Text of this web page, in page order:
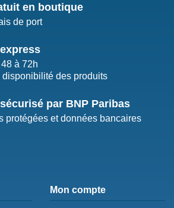
en boutique
de port
à 72h
disponibilité des produits
par BNP Paribas
protégées et données bancaires
Mon compte